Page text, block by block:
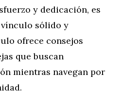
y dedicación, es
sólido y
ofrece consejos
que buscan
mientras navegan por